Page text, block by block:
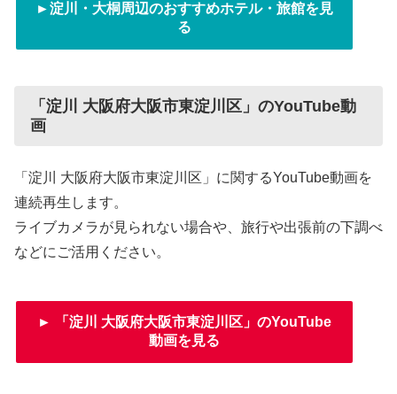
►淀川・大桐周辺のおすすめホテル・旅館を見
る
「淀川 大阪府大阪市東淀川区」のYouTube動
画
「淀川 大阪府大阪市東淀川区」に関するYouTube動画を
連続再生します。
ライブカメラが見られない場合や、旅行や出張前の下調べ
などにご活用ください。
► 「淀川 大阪府大阪市東淀川区」のYouTube
動画を見る